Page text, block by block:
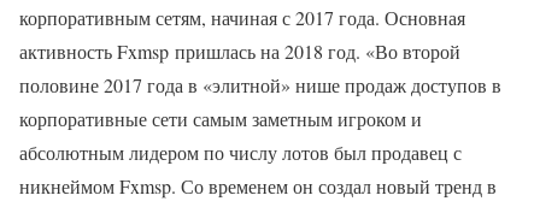
корпоративным сетям, начиная с 2017 года. Основная
активность Fxmsp пришлась на 2018 год. «Во второй
половине 2017 года в «элитной» нише продаж доступов в
корпоративные сети самым заметным игроком и
абсолютным лидером по числу лотов был продавец с
никнеймом Fxmsp. Со временем он создал новый тренд в